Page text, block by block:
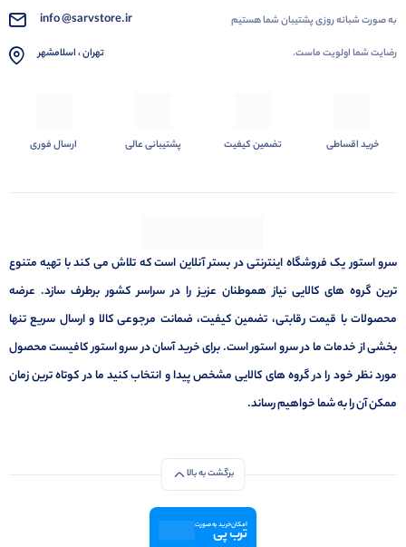
به صورت شبانه روزی پشتیبان شما هستیم
رضایت شما اولویت ماست.
info @sarvstore.ir
تهران ، اسلامشهر
خرید اقساطی تضمین کیفیت پشتیبانی عالی ارسال فوری
سرو استور یک فروشگاه اینترنتی در بستر آنلاین است که تلاش می کند با تهیه متنوع
ترین گروه های کالایی نیاز هموطنان عزیز را در سراسر کشور برطرف سازد. عرضه
محصولات با قیمت رقابتی، تضمین کیفیت، ضمانت مرجوعی کالا و ارسال سریع تنها
بخشی از خدمات ما در سرو استور است. برای خرید آسان در سرو استور کافیست محصول
مورد نظر خود را در گروه های کالایی مشخص پیدا و انتخاب کنید ما در کوتاه ترین زمان
ممکن آن را به شما خواهیم رساند.
برگشت به بالا
امکان خرید به صورت
ترب پی